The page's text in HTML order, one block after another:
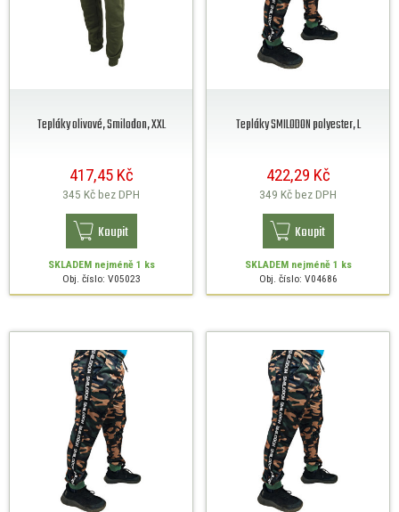
Tepláky olivové, Smilodon, XXL
417,45 Kč
345 Kčbez DPH
Koupit
SKLADEMnejméně 1 ks
Obj. číslo: V05023
Tepláky SMILODON polyester, L
422,29 Kč
349 Kčbez DPH
Koupit
SKLADEMnejméně 1 ks
Obj. číslo: V04686